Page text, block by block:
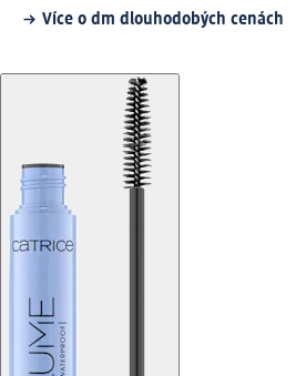
Více o dm dlouhodobých cenách